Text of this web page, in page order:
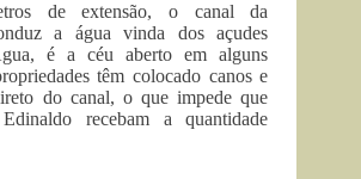
de extensão, o canal da
a água vinda dos açudes
é a céu aberto em alguns
têm colocado canos e
do canal, o que impede que
recebam a quantidade